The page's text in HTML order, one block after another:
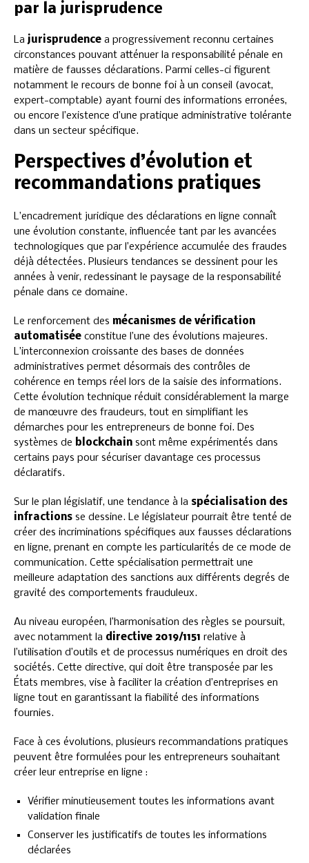
par la jurisprudence
La jurisprudence a progressivement reconnu certaines
circonstances pouvant atténuer la responsabilité pénale en
matière de fausses déclarations. Parmi celles-ci figurent
notamment le recours de bonne foi à un conseil (avocat,
expert-comptable) ayant fourni des informations erronées,
ou encore l’existence d’une pratique administrative tolérante
dans un secteur spécifique.
Perspectives d’évolution et
recommandations pratiques
L’encadrement juridique des déclarations en ligne connaît
une évolution constante, influencée tant par les avancées
technologiques que par l’expérience accumulée des fraudes
déjà détectées. Plusieurs tendances se dessinent pour les
années à venir, redessinant le paysage de la responsabilité
pénale dans ce domaine.
Le renforcement des mécanismes de vérification
automatisée constitue l’une des évolutions majeures.
L’interconnexion croissante des bases de données
administratives permet désormais des contrôles de
cohérence en temps réel lors de la saisie des informations.
Cette évolution technique réduit considérablement la marge
de manœuvre des fraudeurs, tout en simplifiant les
démarches pour les entrepreneurs de bonne foi. Des
systèmes de blockchain sont même expérimentés dans
certains pays pour sécuriser davantage ces processus
déclaratifs.
Sur le plan législatif, une tendance à la spécialisation des
infractions se dessine. Le législateur pourrait être tenté de
créer des incriminations spécifiques aux fausses déclarations
en ligne, prenant en compte les particularités de ce mode de
communication. Cette spécialisation permettrait une
meilleure adaptation des sanctions aux différents degrés de
gravité des comportements frauduleux.
Au niveau européen, l’harmonisation des règles se poursuit,
avec notamment la directive 2019/1151 relative à
l’utilisation d’outils et de processus numériques en droit des
sociétés. Cette directive, qui doit être transposée par les
États membres, vise à faciliter la création d’entreprises en
ligne tout en garantissant la fiabilité des informations
fournies.
Face à ces évolutions, plusieurs recommandations pratiques
peuvent être formulées pour les entrepreneurs souhaitant
créer leur entreprise en ligne :
Vérifier minutieusement toutes les informations avant
validation finale
Conserver les justificatifs de toutes les informations
déclarées